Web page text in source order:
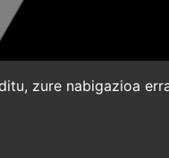
Cookie-politika
zure nabigazioa